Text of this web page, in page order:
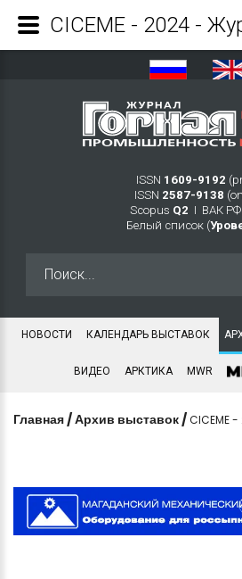
ISSN 1609-9192
ISSN 2587-9138
Scopus Q2 Ι ВАК
Белый список (
НОВОСТИ КАЛЕНДАРЬ ВЫСТАВОК
ВИДЕО АРКТИКА MWR
Главная /Архив выставок /CICEME